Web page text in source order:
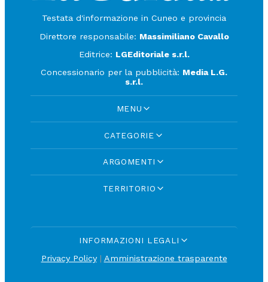
Testata d'informazione in Cuneo e provincia
Direttore responsabile: Massimiliano Cavallo
Editrice: LGEditoriale s.r.l.
Concessionario per la pubblicità: Media L.G.
s.r.l.
MENU
CATEGORIE
ARGOMENTI
TERRITORIO
INFORMAZIONI LEGALI
Privacy Policy| Amministrazione trasparente